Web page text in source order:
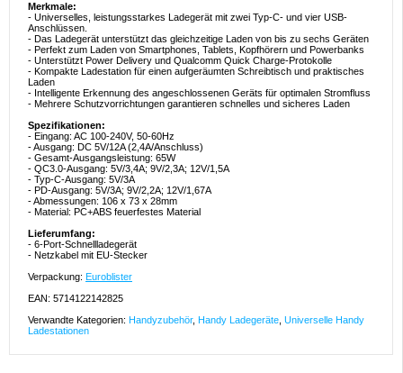
Merkmale:
- Universelles, leistungsstarkes Ladegerät mit zwei Typ-C- und vier USB-
Anschlüssen.
- Das Ladegerät unterstützt das gleichzeitige Laden von bis zu sechs Geräten
- Perfekt zum Laden von Smartphones, Tablets, Kopfhörern und Powerbanks
- Unterstützt Power Delivery und Qualcomm Quick Charge-Protokolle
- Kompakte Ladestation für einen aufgeräumten Schreibtisch und praktisches
Laden
- Intelligente Erkennung des angeschlossenen Geräts für optimalen Stromfluss
- Mehrere Schutzvorrichtungen garantieren schnelles und sicheres Laden
Spezifikationen:
- Eingang: AC 100-240V, 50-60Hz
- Ausgang: DC 5V/12A (2,4A/Anschluss)
- Gesamt-Ausgangsleistung: 65W
- QC3.0-Ausgang: 5V/3,4A; 9V/2,3A; 12V/1,5A
- Typ-C-Ausgang: 5V/3A
- PD-Ausgang: 5V/3A; 9V/2,2A; 12V/1,67A
- Abmessungen: 106 x 73 x 28mm
- Material: PC+ABS feuerfestes Material
Lieferumfang:
- 6-Port-Schnellladegerät
- Netzkabel mit EU-Stecker
Verpackung: Euroblister
EAN: 5714122142825
Verwandte Kategorien: Handyzubehör, Handy Ladegeräte Universelle Handy
Ladestationen